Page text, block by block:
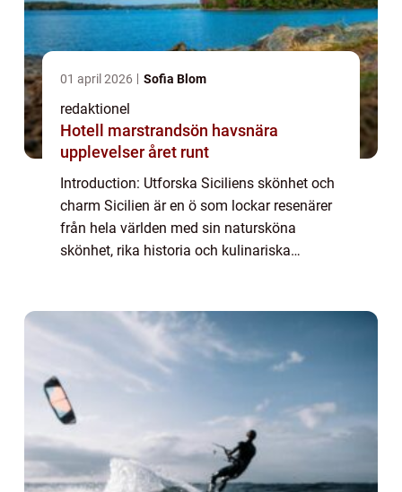
01 april 2026 Sofia Blom
redaktionel
Hotell marstrandsön havsnära
upplevelser året runt
Introduction: Utforska Siciliens skönhet och
charm Sicilien är en ö som lockar resenärer
från hela världen med sin natursköna
skönhet, rika historia och kulinariska